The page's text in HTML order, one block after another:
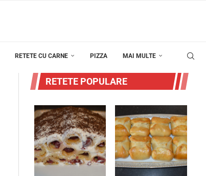
RETETE CU CARNE PIZZA MAI MULTE
RETETE POPULARE